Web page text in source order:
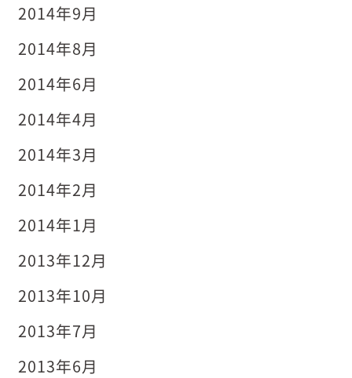
2014年9月
2014年8月
2014年6月
2014年4月
2014年3月
2014年2月
2014年1月
2013年12月
2013年10月
2013年7月
2013年6月